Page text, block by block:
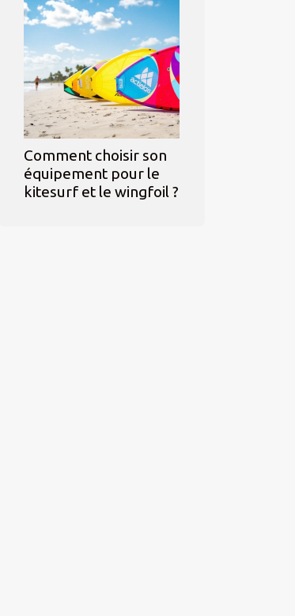
Comment choisir son
équipement pour le
kitesurf et le wingfoil ?